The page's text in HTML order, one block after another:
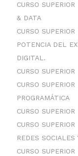
CURSO
& DATA
CURSO
POTENCIA DEL
DIGITAL.
CURSO
CURSO
PROGRAMÁTICA
CURSO
CURSO
REDES SOCIALES
CURSO